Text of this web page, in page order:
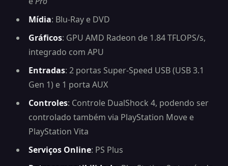
Mídia: Blu-Ray e DVD
Gráficos: GPU AMD Radeon de 1.84 TFLOPS/s,
integrado com APU
Entradas: 2 portas Super-Speed USB (USB 3.1
Gen 1) e 1 porta AUX
Controles: Controle DualShock 4, podendo ser
controlado também via PlayStation Move e
PlayStation Vita
Serviços Online: PS Plus